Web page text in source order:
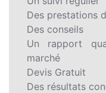
Des prestations
Des conseils
Un rapport
marché
Devis Gratuit
Des résultats